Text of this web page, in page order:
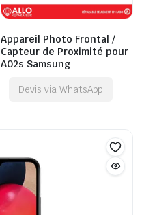
Appareil Photo Frontal /
Capteur de Proximité pour
A02s Samsung
Devis via WhatsApp